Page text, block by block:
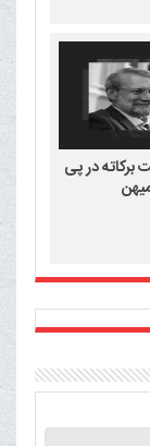
برکاته در پی